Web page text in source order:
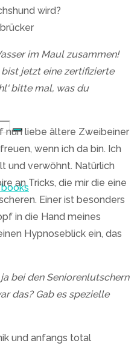
Search
wird?
im Maul zusammen!
jetzt eine zertifizierte
bitte mal, was du
nun liebe ältere Zweibeiner
wenn ich da bin. Ich
und verwöhnt. Natürlich
an Tricks, die mir die eine
Einer ist besonders
in die Hand meines
Hypnoseblick ein, das
bei den Seniorenlutschern
das? Gab es spezielle
und anfangs total